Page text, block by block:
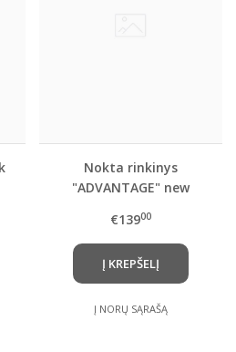
Nokta rinkinys
"ADVANTAGE" new
€13900
Į KREPŠELĮ
Į NORŲ SĄRAŠĄ